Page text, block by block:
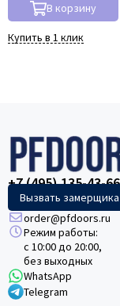
В корзину
Купить в 1 клик
+7 (495) 135-43-66
Вызвать замерщика
order@pfdoors.ru
Режим работы:
с 10:00 до 20:00,
без выходных
WhatsApp
Telegram